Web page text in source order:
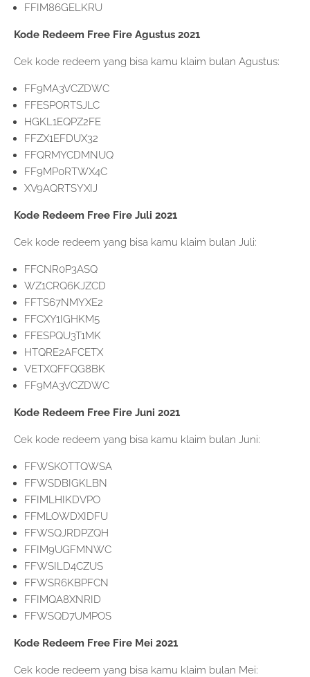
FFIM86GELKRU
Kode Redeem Free Fire Agustus 2021
Cek kode redeem yang bisa kamu klaim bulan Agustus:
FF9MA3VCZDWC
FFESPORTSJLC
HGKL1EQPZ2FE
FFZX1EFDUX32
FFQRMYCDMNUQ
FF9MP0RTWX4C
XV9AQRTSYXIJ
Kode Redeem Free Fire Juli 2021
Cek kode redeem yang bisa kamu klaim bulan Juli:
FFCNR0P3ASQ
WZ1CRQ6KJZCD
FFTS67NMYXE2
FFCXY1IGHKM5
FFESPQU3T1MK
HTQRE2AFCETX
VETXQFFQG8BK
FF9MA3VCZDWC
Kode Redeem Free Fire Juni 2021
Cek kode redeem yang bisa kamu klaim bulan Juni:
FFWSKOTTQWSA
FFWSDBIGKLBN
FFIMLHIKDVPO
FFMLOWDXIDFU
FFWSQJRDPZQH
FFIM9UGFMNWC
FFWSILD4CZUS
FFWSR6KBPFCN
FFIMQA8XNRID
FFWSQD7UMPOS
Kode Redeem Free Fire Mei 2021
Cek kode redeem yang bisa kamu klaim bulan Mei: